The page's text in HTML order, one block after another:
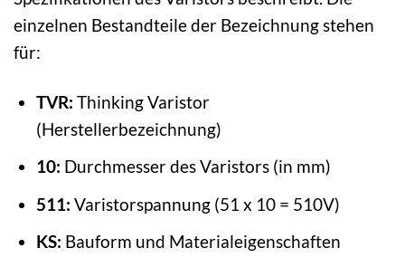
einzelnen Bestandteile der Bezeichnung stehen
für:
TVR: Thinking Varistor
(Herstellerbezeichnung)
10: Durchmesser des Varistors (in mm)
511: Varistorspannung (51 x 10 = 510V)
KS: Bauform und Materialeigenschaften